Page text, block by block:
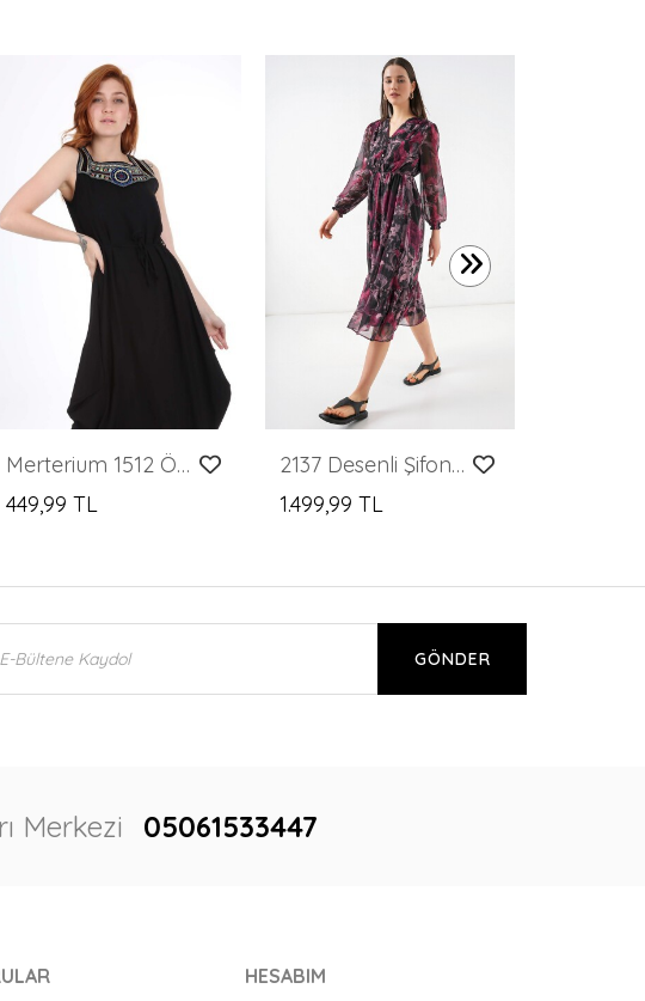
Merterium 1512 Önü Nakışlı Elbise - Siyah
449,99 TL
2137 Desenli Şifon Elbise - A.Kırmızı
1.499,99 TL
GÖNDER
Merkezi 05061533447
HESABIM